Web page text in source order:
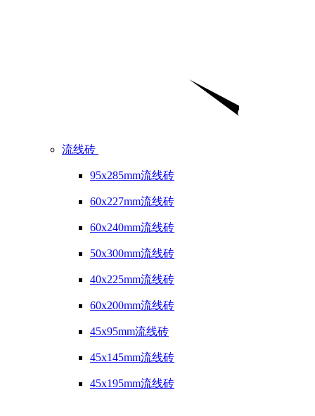
流线砖
95x285mm流线砖
60x227mm流线砖
60x240mm流线砖
50x300mm流线砖
40x225mm流线砖
60x200mm流线砖
45x95mm流线砖
45x145mm流线砖
45x195mm流线砖